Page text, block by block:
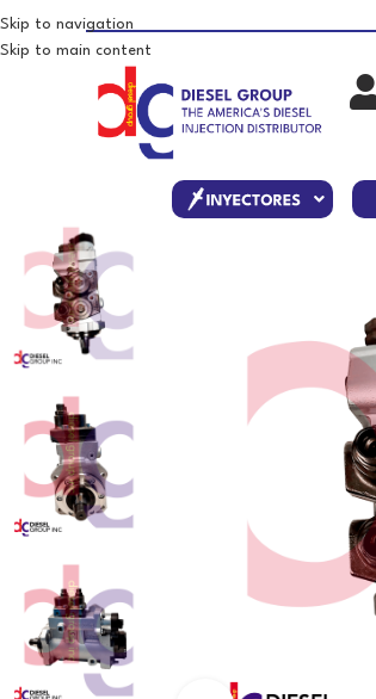
Skip to navigation
Skip to main content